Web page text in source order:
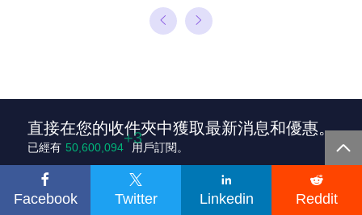

Facebook

Twitter

Linkedin

Reddit
直接在您的收件夾中獲取最新消息和優惠。
已經有 50,600,097 用戶訂閱。 
+1